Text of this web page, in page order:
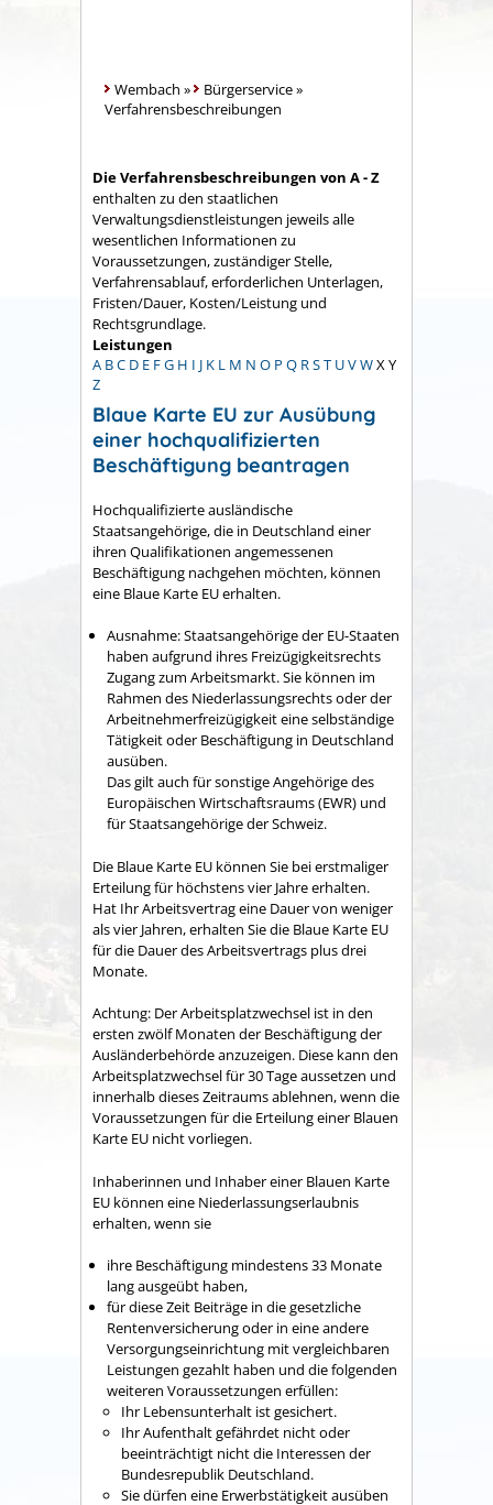
Wembach » Bürgerservice»
Verfahrensbeschreibungen
Die Verfahrensbeschreibungen von A - Z
enthalten zu den staatlichen
Verwaltungsdienstleistungen jeweils alle
wesentlichen Informationen zu
Voraussetzungen, zuständiger Stelle,
Verfahrensablauf, erforderlichen Unterlagen,
Fristen/Dauer, Kosten/Leistung und
Rechtsgrundlage.
Leistungen
A BC D E FG H I J K L M N O P Q RST UVWX Y
Z
Blaue Karte EU zur Ausübung
einer hochqualifizierten
Beschäftigung beantragen
Hochqualifizierte ausländische
Staatsangehörige, die in Deutschland einer
ihren Qualifikationen angemessenen
Beschäftigung nachgehen möchten, können
eine Blaue Karte EU erhalten.
Ausnahme:Staatsangehörige der EU-Staaten
haben aufgrund ihres Freizügigkeitsrechts
Zugang zum Arbeitsmarkt. Sie können im
Rahmen des Niederlassungsrechts oder der
Arbeitnehmerfreizügigkeit eine selbständige
Tätigkeit oder Beschäftigung in Deutschland
ausüben.
Das gilt auch für sonstige Angehörige des
Europäischen Wirtschaftsraums (EWR) und
für Staatsangehörige der Schweiz.
Die Blaue Karte EU können Sie bei erstmaliger
Erteilung für höchstens vier Jahre erhalten.
Hat Ihr Arbeitsvertrag eine Dauer von weniger
als vier Jahren, erhalten Sie die Blaue Karte EU
für die Dauer des Arbeitsvertrags plus drei
Monate.
Achtung: Der Arbeitsplatzwechsel ist in den
ersten zwölf Monaten der Beschäftigung der
Ausländerbehörde anzuzeigen. Diese kann den
Arbeitsplatzwechsel für 30 Tage aussetzen und
innerhalb dieses Zeitraums ablehnen, wenn die
Voraussetzungen für die Erteilung einer Blauen
Karte EU nicht vorliegen.
Inhaberinnen und Inhaber einer Blauen Karte
EU können eine Niederlassungserlaubnis
erhalten, wenn sie
ihre Beschäftigung mindestens 33 Monate
lang ausgeübt haben,
für diese Zeit Beiträge in die gesetzliche
Rentenversicherung oder in eine andere
Versorgungseinrichtung mit vergleichbaren
Leistungen gezahlt haben und die folgenden
weiteren Voraussetzungen erfüllen:
Ihr Lebensunterhalt ist gesichert.
Ihr Aufenthalt gefährdet nicht oder
beeinträchtigt nicht die Interessen der
Bundesrepublik Deutschland.
Sie dürfen eine Erwerbstätigkeit ausüben